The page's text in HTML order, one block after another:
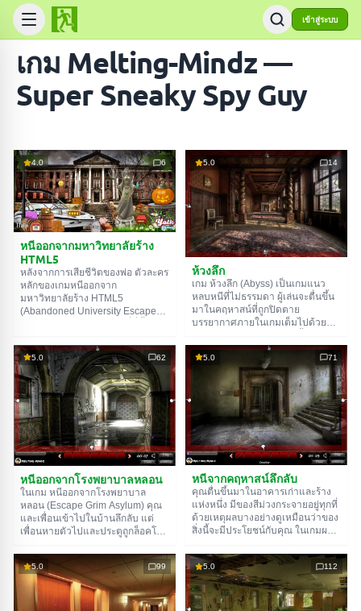
เข้าสู่ระบบ
เกม Melting-Mindz —
Super Sneaky Spy Guy
4.0 6
หนีออกจากมหาวิทยาลัยร้าง
HTML5
หลังจากการเสียชีวิตของพ่อ ตัวละคร
หลักของเกมหนีออกจาก
มหาวิทยาลัยร้าง HTML5
(Abandoned University Escape
การศึกษาที่ปิดตัวไปนานแล้ว ไม่มี
ใครดูแลสถานที่แห่งนี้ แต่นั่นก็ไม่ได้
ทำให้งานง่ายขึ้น เพราะยังต้องหา
ทางเข้าไปในอาคาร และแม้จะ
เข้าไปได้ก็ยังไม่รู้ว่าจะต้องไปหาส
มุดบันทึกที่ไหน สำรวจและแก้
ปริศนาเพื่อค้นหาความจริง
เกมนี้สามารถเล่นบนอุปกรณ์มือถือ
ได้
5.0 14
ห้วงลึก
เกม ห้วงลึก (Abyss) เป็นเกมแนว
หลบหนีที่ไม่ธรรมดา ผู้เล่นจะตื่นขึ้น
มาในคฤหาสน์ที่ถูกปิดตาย
บรรยากาศภายในเกมเต็มไปด้วย
ประกอบและฉากที่เหมือนหลุดมา
จากภาพยนตร์ระทึกขวัญ ต้องสำรวจ
ห้องต่างๆ มากมาย ค้นหาเบาะแส
และแก้ปริศนาเพื่อหาทางเอาชีวิต
รอดออกไปจากสถานที่แห่งนี้
5.0 62
หนีออกจากโรงพยาบาลหลอน
ในเกม หนีออกจากโรงพยาบาล
หลอน (Escape Grim Asylum) คุณ
และเพื่อนเข้าไปในบ้านลึกลับ แต่
เพื่อนหายตัวไปและประตูถูกล็อคโดย
เทมและกุญแจเพื่อหาทางออก เวลา
คือผู้ช่วยที่ดีที่สุด สำรวจและแก้
ปริศนาเพื่อหลบหนี!
5.0 71
หนีจากคฤหาสน์ลึกลับ
คุณตื่นขึ้นมาในอาคารเก่าและร้าง
แห่งหนึ่ง มีของสีม่วงกระจายอยู่ทุกที่
ด้วยเหตุผลบางอย่างดูเหมือนว่าของ
สิ่งนี้จะมีประโยชน์กับคุณ ในเกมผจญ
(Escape Mystic Manor) จะต้องออก
จากอาคารขนาดใหญ่นี้ มันจะไม่ง่าย
นัก แต่คุณลองดู ขอให้โชคดี!
5.0 99 5.0 112